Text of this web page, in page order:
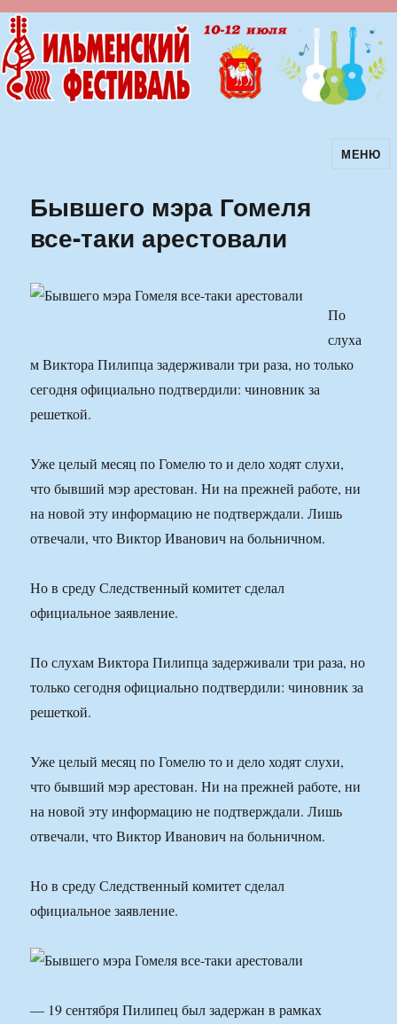
Ильменский фестиваль авторскойМЕНЮ
Бывшего мэра Гомеля
все-таки арестовали
По
слуха
м Виктора Пилипца задерживали три раза, но только
сегодня официально подтвердили: чиновник за
решеткой.
Уже целый месяц по Гомелю то и дело ходят слухи,
что бывший мэр арестован. Ни на прежней работе, ни
на новой эту информацию не подтверждали. Лишь
отвечали, что Виктор Иванович на больничном.
Но в среду Следственный комитет сделал
официальное заявление.
По слухам Виктора Пилипца задерживали три раза, но
только сегодня официально подтвердили: чиновник за
решеткой.
Уже целый месяц по Гомелю то и дело ходят слухи,
что бывший мэр арестован. Ни на прежней работе, ни
на новой эту информацию не подтверждали. Лишь
отвечали, что Виктор Иванович на больничном.
Но в среду Следственный комитет сделал
официальное заявление.
— 19 сентября Пилипец был задержан в рамках